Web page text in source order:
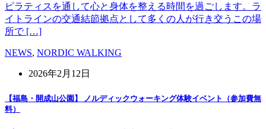
ピラティスを通して心と身体を整える時間を過ごします。ラ
イトラインの交通結節拠点として多くの人が行き交うこの場
所で […]
NEWS, NORDIC WALKING
2026年2月12日
【福島・開成山公園】 ノルディックウォーキング体験イベント（参加費無
料）